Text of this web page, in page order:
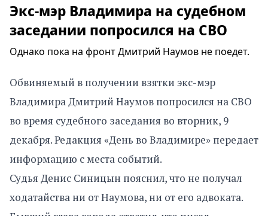
Экс-мэр Владимира на судебном
заседании попросился на СВО
Однако пока на фронт Дмитрий Наумов не поедет.
Обвиняемый в получении взятки экс-мэр
Владимира Дмитрий Наумов попросился на СВО
во время судебного заседания во вторник, 9
декабря. Редакция «День во Владимире» передает
информацию с места событий.
Судья Денис Синицын пояснил, что не получал
ходатайства ни от Наумова, ни от его адвоката.